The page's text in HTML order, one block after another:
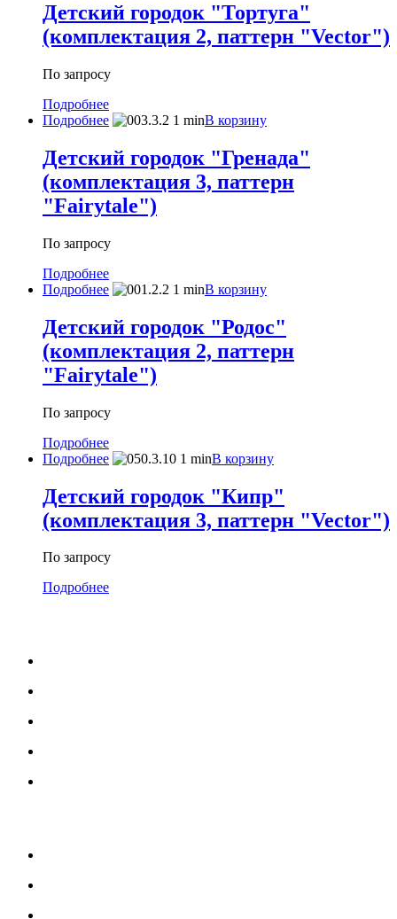
Детский городок "Тортуга"
(комплектация 2, паттерн "Vector")
По запросу
Подробнее
Подробнее
В корзину
Детский городок "Гренада"
(комплектация 3, паттерн
"Fairytale")
По запросу
Подробнее
Подробнее
В корзину
Детский городок "Родос"
(комплектация 2, паттерн
"Fairytale")
По запросу
Подробнее
Подробнее
В корзину
Детский городок "Кипр"
(комплектация 3, паттерн "Vector")
По запросу
Подробнее